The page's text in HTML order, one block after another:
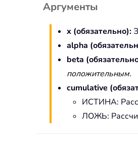
Аргументы
x (обязательно):
alpha
beta
положительным.
cumulative
ИСТИНА:
ЛОЖЬ: